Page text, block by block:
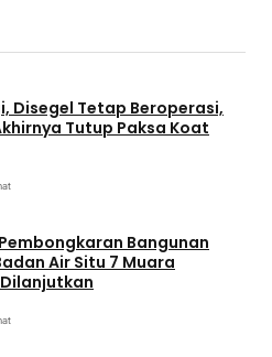
Disegel Tetap Beroperasi,
Tutup Paksa Koat
Bangunan
Air Situ 7 Muara